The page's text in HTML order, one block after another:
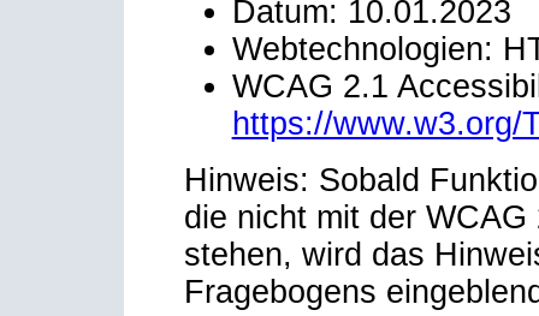
Datum: 10.01.2023
Webtechnologien:
WCAG 2.1
https://www.w3.org/
Hinweis: Sobald
die nicht mit der
stehen, wird das
Fragebogens